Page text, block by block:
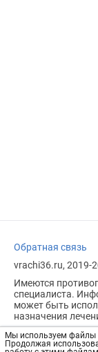
Мы используем файлы
Продолжая
Обратная связь
vrachi36.ru, 2019-
Имеются
специалиста.
может быть
назначения
Возрастное